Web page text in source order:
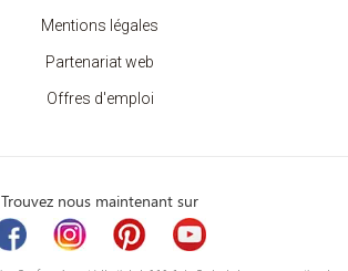
Mentions légales
Partenariat web
Offres d'emploi
Trouvez nous maintenant sur